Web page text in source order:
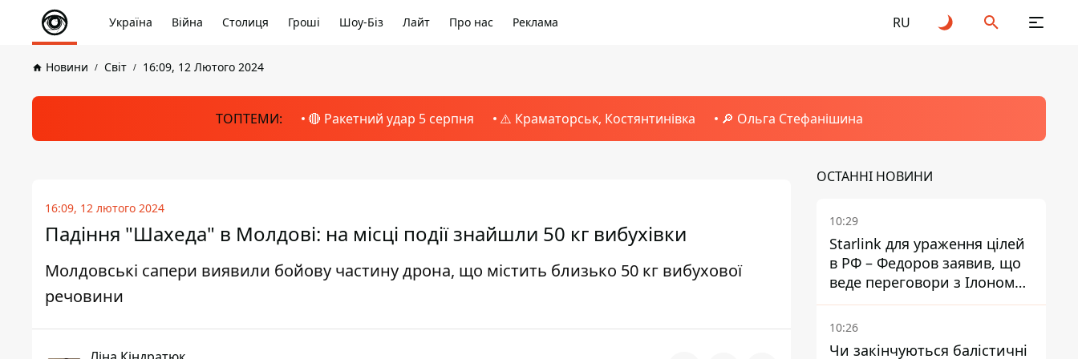
Україна Війна Столиця Гроші Шоу-Біз Лайт Про нас Реклама RU
Новини Світ 16:09, 12 Лютого 2024
ТОПТЕМИ: 🔴 Ракетний удар 5 серпня ⚠️ Краматорськ, Костянтинівка 🔎 Ольга Стефанішина
16:09, 12 лютого 2024
Падіння "Шахеда" в Молдові: на місці події знайшли 50 кг вибухівки
Молдовські сапери виявили бойову частину дрона, що містить близько 50 кг вибухової
речовини
ОСТАННІ НОВИНИ
10:29
Starlink для ураження цілей
в РФ – Федоров заявив, що
веде переговори з Ілоном
Маском
10:26
Чи закінчуються балістичні